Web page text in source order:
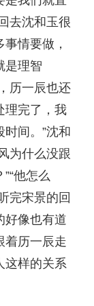
去沈和玉很
情要做，
是理智
历一辰也还
理完了，我
间。”沈和
为什么没跟
他怎么
完宋景的回
好像也有道
着历一辰走
这样的关系